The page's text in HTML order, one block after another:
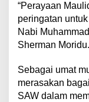
“Perayaan
peringatan
Nabi
Sherman Moridu.
Sebagai umat
merasakan
SAW dalam